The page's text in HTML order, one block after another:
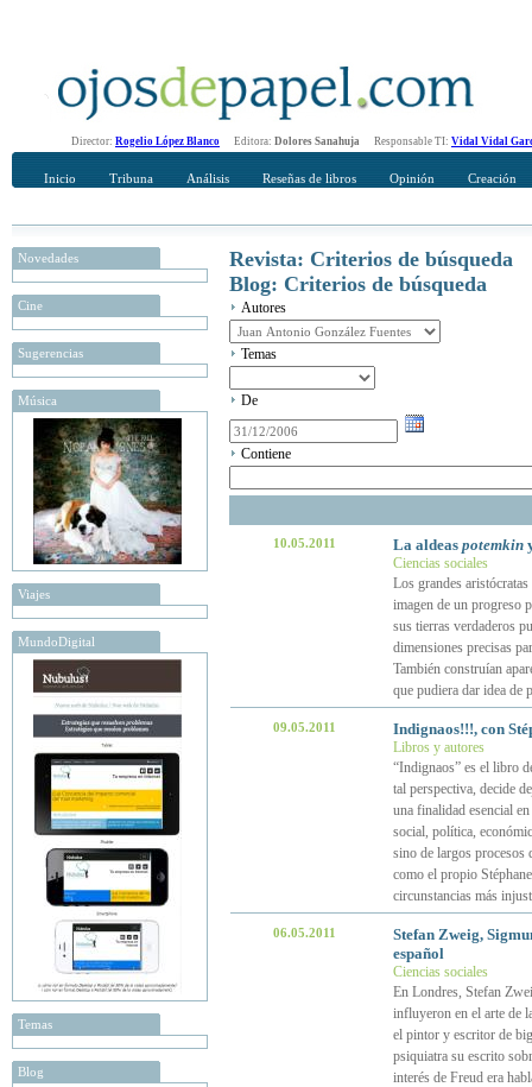
Director: Rogelio López Blanco Editora: Dolores Sanahuja Responsable TI: Vidal Vidal
Inicio Tribuna Análisis Reseñas de libros Opinión Creación
Novedades
Cine
Sugerencias
Música
Viajes
MundoDigital
Temas
Blog
Revista: Criterios de búsqueda
Blog: Criterios de búsqueda
Autores
Temas
De
Contiene
10.05.2011 La aldeas potemkin
Ciencias sociales
Los grandes
imagen de un progreso
sus tierras verdaderos
dimensiones precisas
También construían
que pudiera dar idea de
09.05.2011 Indignaos!!!, con
Libros y autores
“Indignaos” es el libro
tal perspectiva, decide
una finalidad esencial
social, política,
sino de largos procesos
como el propio
circunstancias más
06.05.2011
Stefan Zweig,
español
Ciencias sociales
En Londres, Stefan
influyeron en el arte de
el pintor y escritor de
psiquiatra su escrito
interés de Freud era